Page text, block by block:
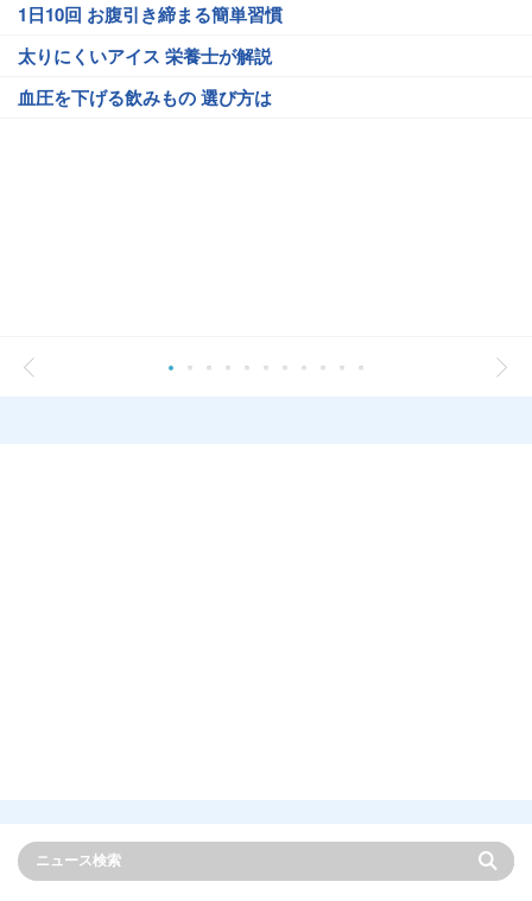
1日10回 お腹引き締まる簡単習慣
太りにくいアイス 栄養士が解説
血圧を下げる飲みもの 選び方は